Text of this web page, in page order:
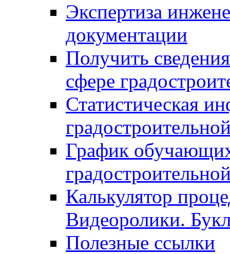
Экспертиза
документации
Получить
сфере
Статистическая
График
Калькулятор
Видеоролики.
Полезные ссылки